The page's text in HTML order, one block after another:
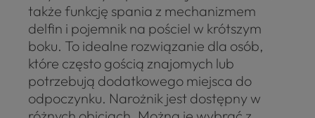
także funkcję spania z mechanizmem
delfin i pojemnik na pościel w krótszym
boku. To idealne rozwiązanie dla osób,
które często gością znajomych lub
potrzebują dodatkowego miejsca do
odpoczynku. Narożnik jest dostępny w